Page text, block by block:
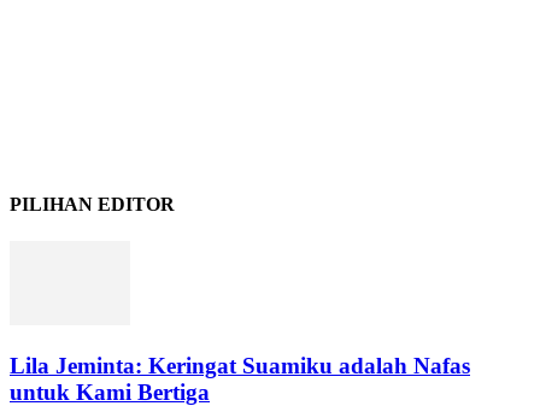
PILIHAN EDITOR
Lila Jeminta: Keringat Suamiku adalah Nafas
untuk Kami Bertiga